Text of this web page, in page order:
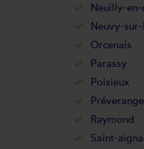
Neuilly-en-
Neuvy-
Orcenais
Parassy
Poisieux
Raymond
Saint-